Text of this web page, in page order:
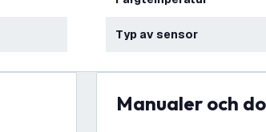
Typ av sensor
Manualer och